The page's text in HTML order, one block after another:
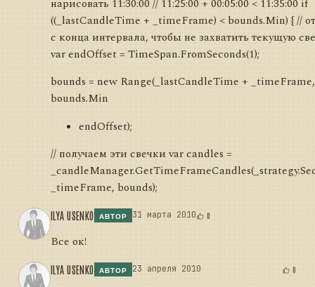
нарисовать 11:30:00 // 11:25:00 + 00:05:00 < 11:35:00 if
((_lastCandleTime + _timeFrame) < bounds.Min) { //
с конца интервала, чтобы не захватить текущую
var endOffset = TimeSpan.FromSeconds(1);
bounds = new Range(_lastCandleTime + _timeFrame,
bounds.Min
endOffset);
// получаем эти свечки var candles =
_timeFrame, bounds);
ILYA USENKO АВТОР 31 марта 2010 0
Все ок!
ILYA USENKO АВТОР 23 апреля 2010 0